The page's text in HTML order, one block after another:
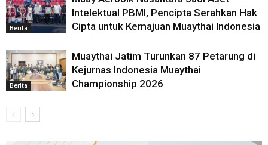
Berita
Intelektual PBMI, Pencipta Serahkan Hak
Cipta untuk Kemajuan Muaythai Indonesia
Berita
Muaythai Jatim Turunkan 87 Petarung di
Kejurnas Indonesia Muaythai
Championship 2026